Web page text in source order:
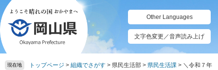
ペ
ー
ジ
の
先
頭
メ
ニ
ュ
ー
を
飛
Other Languages
文字色変更／音声読み上げ
現在地 トップページ > 組織でさがす > 県民生活部 > 県民生活課 > ＼令和７年